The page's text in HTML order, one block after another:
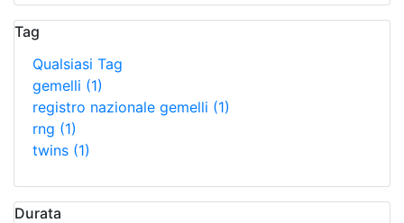
Tag
Qualsiasi Tag
gemelli (1)
registro nazionale gemelli (1)
rng (1)
twins (1)
Durata